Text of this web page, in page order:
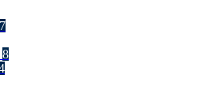
7
8